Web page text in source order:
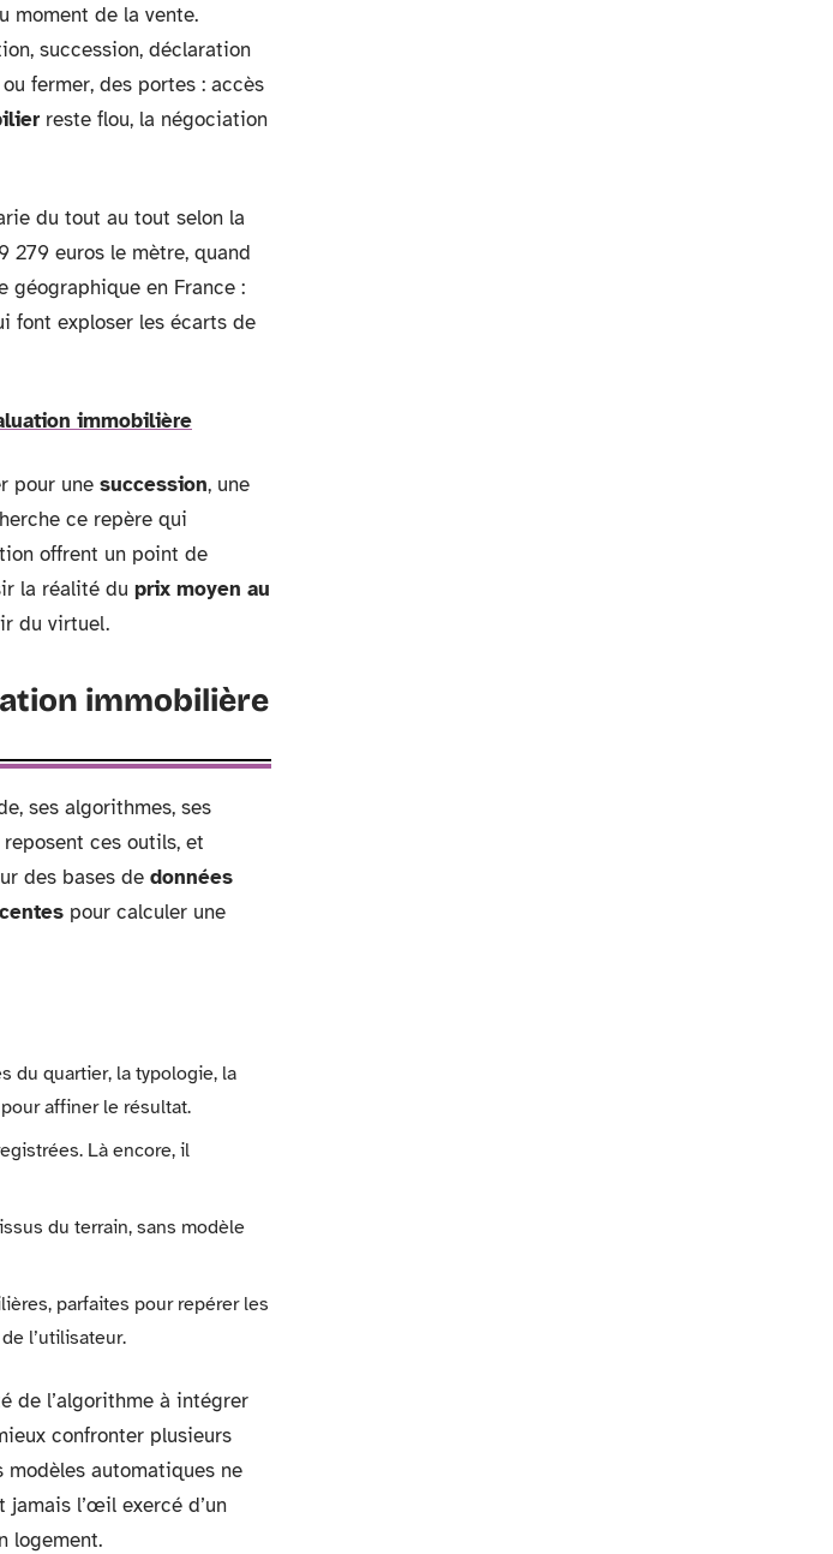
moment de la vente.
succession, déclaration
fermer, des portes : accès
reste flou, la négociation
du tout au tout selon la
279 euros le mètre, quand
géographique en France :
font exploser les écarts de
immobilière
pour une succession, une
ce repère qui
offrent un point de
la réalité du prix moyen au
du virtuel.
immobilière
ses algorithmes, ses
ces outils, et
des bases de données
pour calculer une
du quartier, la typologie, la
affiner le résultat.
Là encore, il
du terrain, sans modèle
parfaites pour repérer les
l’utilisateur.
de l’algorithme à intégrer
confronter plusieurs
automatiques ne
jamais l’œil exercé d’un
logement.